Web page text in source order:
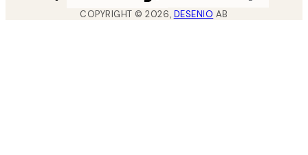
COPYRIGHT ©2026, DESENIO AB